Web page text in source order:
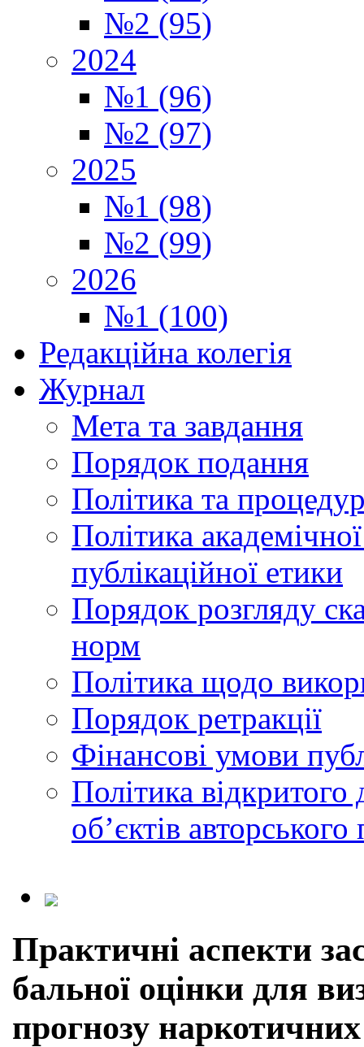
№2 (95)
2024
№1 (96)
№2 (97)
2025
№1 (98)
№2 (99)
2026
№1 (100)
Редакційна колегія
Журнал
Мета та завдання
Порядок подання
Політика та
Політика
публікаційної етики
Порядок розгляду
норм
Політика щодо
Порядок ретракції
Фінансові умови
Політика
обʼєктів авторського
Практичні аспекти
бальної оцінки для
прогнозу